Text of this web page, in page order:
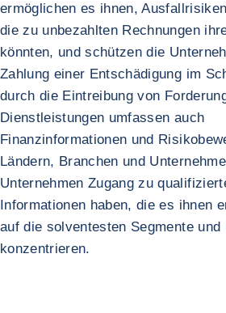
ermöglichen es ihnen,
die zu unbezahlten Rechnungen
könnten, und schützen die
Zahlung einer Entschädigung im
durch die Eintreibung von
Dienstleistungen umfassen auch
Finanzinformationen und
Ländern, Branchen und
Unternehmen Zugang zu
Informationen haben, die es ihnen
auf die solventesten Segmente und
konzentrieren.